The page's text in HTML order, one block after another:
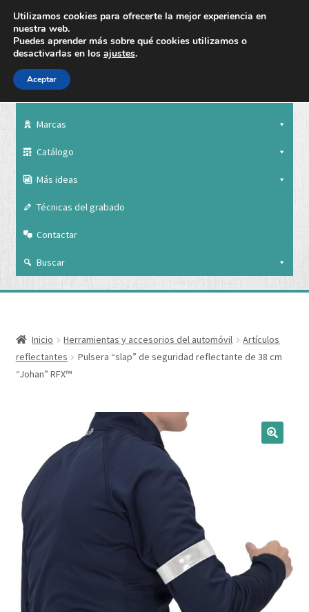
Marcas
Catálogo
Más ideas
Técnicas del grabado
Contactar
Buscar
Nuestra empresa
el
menú
Catálogo
Técnicas del grabado
Contactar
Inicio Herramientas y accesorios del automóvil
Artículos
reflectantes
Pulsera “slap” de seguridad reflectante de 38 cm
“Johan” RFX™
Utilizamos cookies para ofrecerte la mejor experiencia en
nuestra web.
Puedes aprender más sobre qué cookies utilizamos o
desactivarlas en los ajustes.
Aceptar